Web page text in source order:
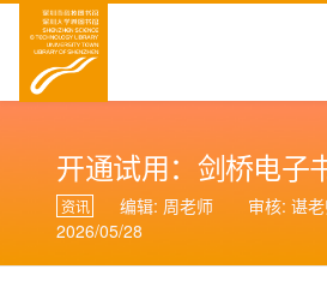
开通试用：剑桥电子
资讯 编辑: 周老师 审核: 谌
2026/05/28